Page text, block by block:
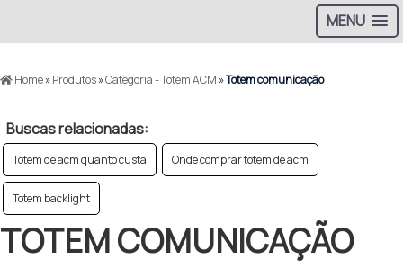
MENU
Home»Produtos»Categoria - Totem ACM »Totem comunicação
Buscas relacionadas:
Totem de acm quanto custa Onde comprar totem de acm
Totem backlight
TOTEM COMUNICAÇÃO